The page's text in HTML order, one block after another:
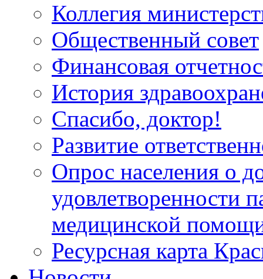
Коллегия
Общественный совет
Финансовая
История
Спасибо, доктор!
Развитие
Опрос населения о
удовлетворенности
медицинской
Ресурсная карта